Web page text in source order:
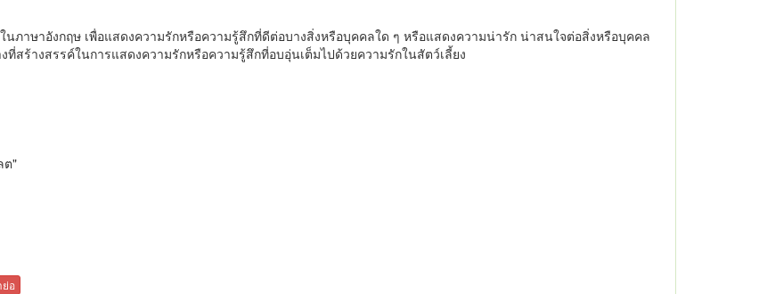
ภาษาอังกฤษ เพื่อแสดงความรักหรือความรู้สึกที่ดีต่อบางสิ่งหรือบุคคลใด ๆ หรือแสดงความน่ารัก น่าสนใจต่อสิ่งหรือบุคคล
ที่สร้างสรรค์ในการแสดงความรักหรือความรู้สึกที่อบอุ่นเต็มไปด้วยความรักในสัตว์เลี้ยง
ต"
ย่อ